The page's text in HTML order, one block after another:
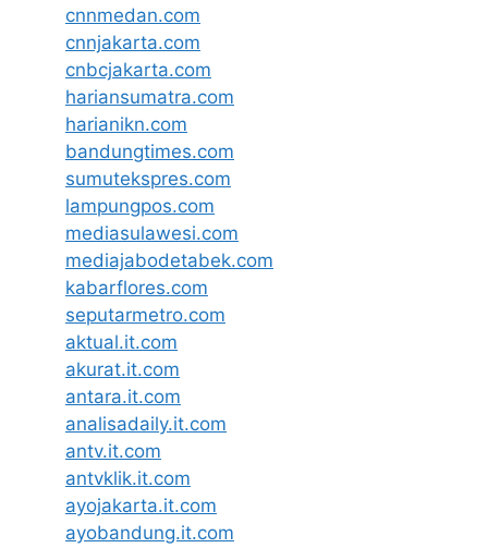
cnnmedan.com
cnnjakarta.com
cnbcjakarta.com
hariansumatra.com
harianikn.com
bandungtimes.com
sumutekspres.com
lampungpos.com
mediasulawesi.com
mediajabodetabek.com
kabarflores.com
seputarmetro.com
aktual.it.com
akurat.it.com
antara.it.com
analisadaily.it.com
antv.it.com
antvklik.it.com
ayojakarta.it.com
ayobandung.it.com